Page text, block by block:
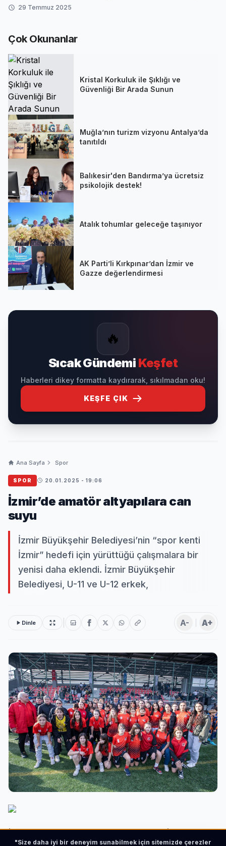
29 Temmuz 2025
Çok Okunanlar
Kristal Korkuluk ile Şıklığı ve
Güvenliği Bir Arada Sunun
Muğla’nın turizm vizyonu Antalya’da
tanıtıldı
Balıkesir'den Bandırma’ya ücretsiz
psikolojik destek!
Atalık tohumlar geleceğe taşınıyor
AK Parti’li Kırkpınar’dan İzmir ve
Gazze değerlendirmesi
🔥
Sıcak Gündemi Keşfet
Haberleri dikey formatta kaydırarak, sıkılmadan oku!
KEŞFE ÇIK
Ana Sayfa Spor
SPOR 20.01.2025 - 19:06
İzmir’de amatör altyapılara can
suyu
İzmir Büyükşehir Belediyesi’nin “spor kenti
İzmir” hedefi için yürüttüğü çalışmalara bir
yenisi daha eklendi. İzmir Büyükşehir
Belediyesi, U-11 ve U-12 erkek,
Dinle A- A+
İzmir Büyükşehir Belediyesi’nin “spor kenti İzmir” hedefi
"Size daha iyi bir deneyim sunabilmek için sitemizde çerezler